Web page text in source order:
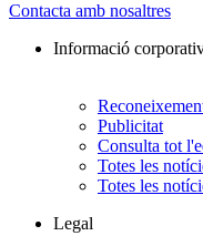
Contacta amb nosaltres
Informació
Publicitat
Consulta tot
Totes les
Totes les
Legal